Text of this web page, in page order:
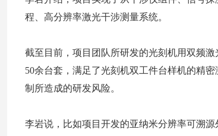
程、高分辨率激光干涉测量系统。
截至目前，项目团队所研发的光刻机用双频
50余台套，满足了光刻机双工件台样机的精
制所造成的研发风险。
李岩说，比如项目开发的亚纳米分辨率可溯